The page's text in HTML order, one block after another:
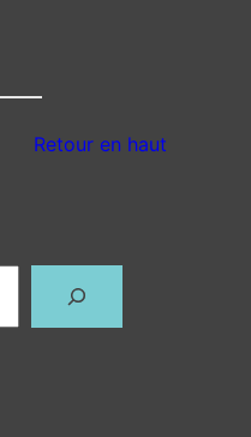
Retour en haut